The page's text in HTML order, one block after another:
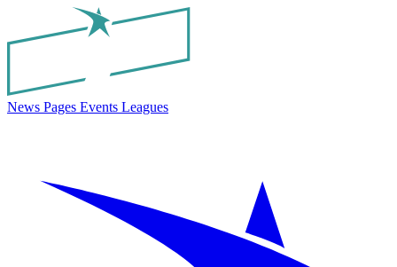
News Pages Events Leagues